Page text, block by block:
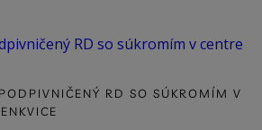
RD SO SÚKROMÍM V